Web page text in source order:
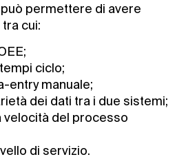
permettere di avere
tra cui:
ciclo;
entry manuale;
dei dati tra i due sistemi;
velocità del processo
di servizio.